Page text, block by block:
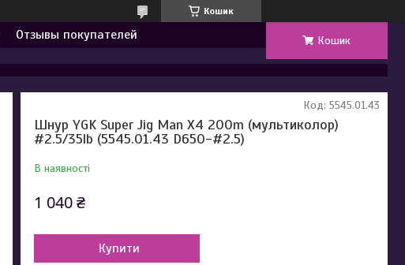
Кошик
Отзывы покупателей Кошик
Шнур YGK Super Jig Man X4 200m (мультиколор)
#2.5/35lb (5545.01.43 D650-#2.5)
В наявності
Код: 5545.01.43
1 040 ₴
Купити